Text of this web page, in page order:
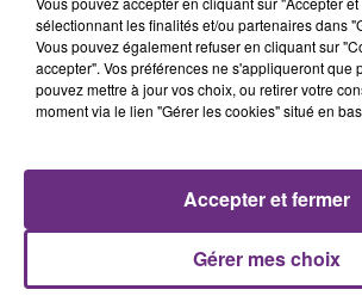
Mr Know It All
A L'ANTENNE
sélectionnant les finalités et/ou partenaires dans
Vous pouvez également refuser en cliquant sur
accepter". Vos préférences ne s'appliqueront que
pouvez mettre à jour vos choix, ou retirer votre
moment via le lien "Gérer les cookies" situé en
Gérer mes choix
Accepter et fermer